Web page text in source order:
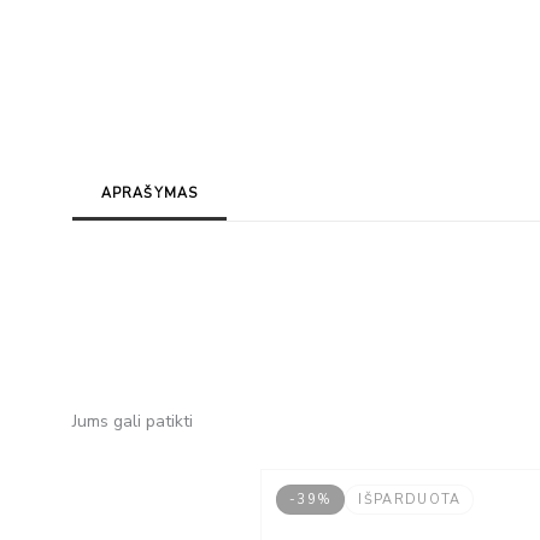
APRAŠYMAS
Jums gali patikti
-39% IŠPARDUOTA